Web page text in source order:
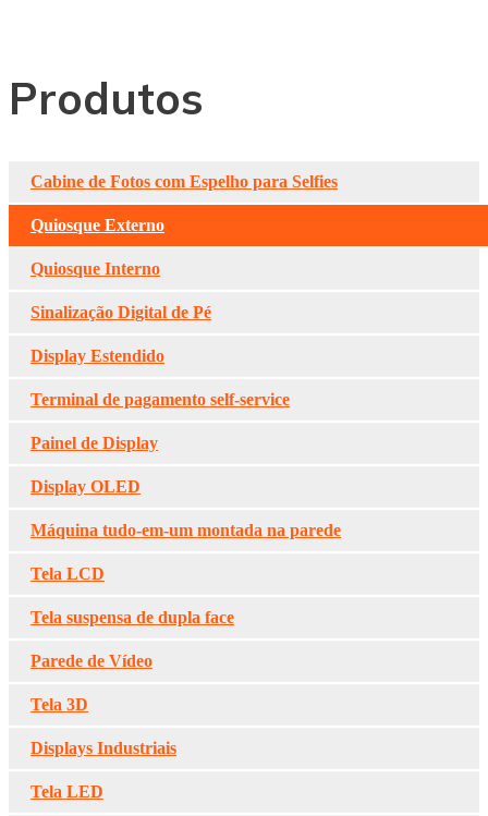
Produtos
Cabine de Fotos com Espelho para Selfies
Quiosque Externo
Quiosque Interno
Sinalização Digital de Pé
Display Estendido
Terminal de pagamento self-service
Painel de Display
Display OLED
Máquina tudo-em-um montada na parede
Tela LCD
Tela suspensa de dupla face
Parede de Vídeo
Tela 3D
Displays Industriais
Tela LED